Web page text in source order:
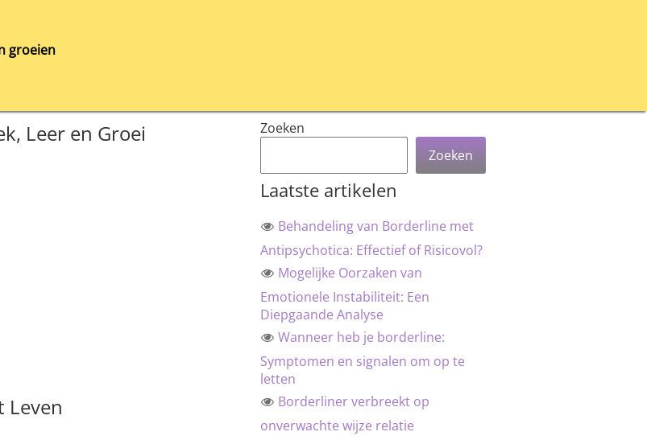
groeien
Leer en Groei
Leven
Zoeken
Zoeken
Laatste artikelen
Behandeling van Borderline met
Antipsychotica: Effectief of Risicovol?
Mogelijke Oorzaken van
Emotionele Instabiliteit: Een
Diepgaande Analyse
Wanneer heb je borderline:
Symptomen en signalen om op te
letten
Borderliner verbreekt op
onverwachte wijze relatie